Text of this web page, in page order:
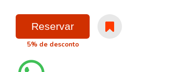
Reservar
5% de desconto